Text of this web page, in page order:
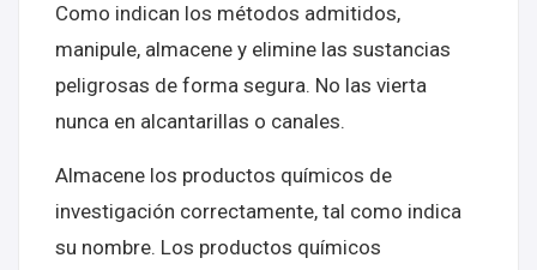
Como indican los métodos admitidos,
manipule, almacene y elimine las sustancias
peligrosas de forma segura. No las vierta
nunca en alcantarillas o canales.
Almacene los productos químicos de
investigación correctamente, tal como indica
su nombre. Los productos químicos